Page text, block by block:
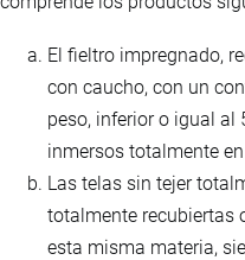
El fieltro impregnado,
con caucho, con un
peso, inferior o igual al
inmersos totalmente
Las telas sin tejer
totalmente recubiertas
esta misma materia,